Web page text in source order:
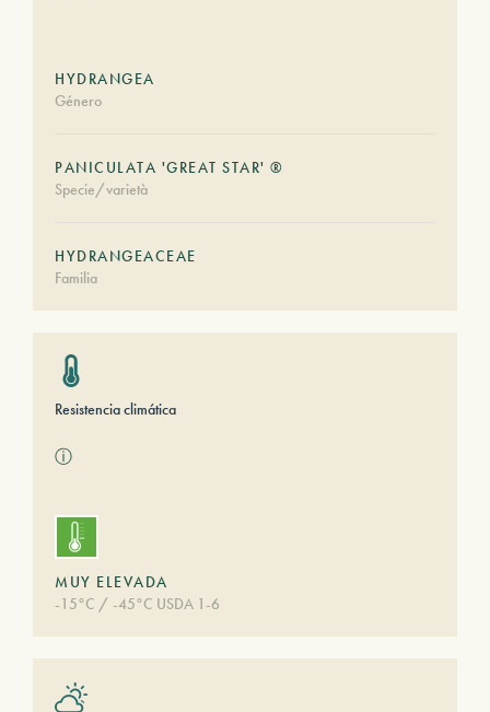
HYDRANGEA
Género
PANICULATA 'GREAT STAR' ®
Specie/varietà
HYDRANGEACEAE
Familia
Resistencia climática
ⓘ
MUY ELEVADA
-15°C / -45°C USDA 1-6